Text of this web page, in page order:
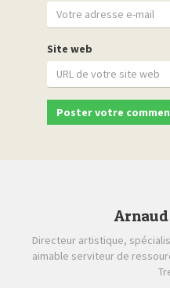
Site web
Arnaud
Directeur artistique,
aimable serviteur de